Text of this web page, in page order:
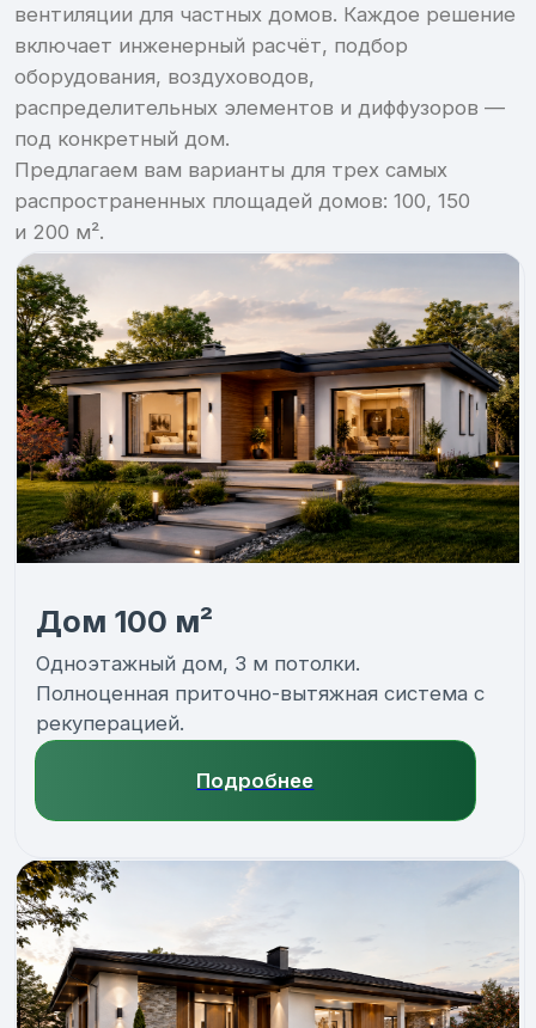
Полноценная приточно-вытяжная система с
рекуперацией.
Подробнее
Дом 150 м²
Одноэтажный семейный дом, 3 м потолки.
Сбалансированная система для нескольких
жилых зон и технических помещений.
Подробнее
Двухэтажный дом, 3 м потолки. Инженерный
расчёт по этажам, усиленная комплектация,
баланс воздухообмена по всем зонам.
Подробнее